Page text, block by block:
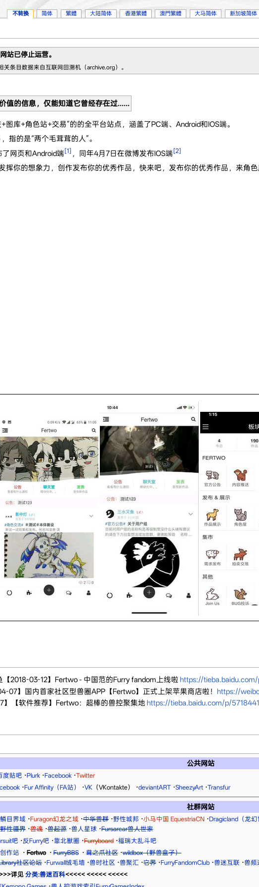
站已停止运营。
关条目数据来自互联网回溯机（archive.org）。
值的信息，仅能知道它曾经存在过......
图库+角色站+交易”的的全平台站点，涵盖了PC端、Android和IOS端。
指的是“两个毛茸茸的人”。
网页和Android端[1] ，同年4月7日在微博发布IOS端[2]
挥你的想象力，创作发布你的优秀作品，快来吧，发布你的优秀作品，来角
2018-03-12】Fertwo - 中国范的Furry fandom上线啦 https://
07】国内首家社区型兽圈APP【Fertwo】正式上架苹果商店啦！ https://
】【软件推荐】Fertwo：超棒的兽控聚集地 https://tieba.baidu.com/p/
公共网站
度贴吧 ·Plurk·Facebook·Twitter
·Fur Affinity（FA站） ·VK （VKontakte） ·deviantART·SheezyArt·Transfur
社群网站
鳞目界域 ·Furagon幻龙之域 ·中华兽群·野性城邦 ·小马中国 EquestriaCN·Dragicland（龙幻
野性疆界·兽魂·兽起源·兽人星球 ·Fursarcar兽人世家
吧 ·反Furry吧 ·靠北獸圈 ·Furryboard·福瑞大乱斗吧
作站 · Fertwo · FurryBBS · 茸之爪社区·wildbox（野兽盒子）
社区论坛·Furwall绒毛墙 ·兽时社区 ·兽聚汇 ·它界·FurryFandomClub·兽迷互联 ·兽频
详见 分类:兽迷百科<<<<< <<<<< <<<<<
不转换 简体 繁體 大陆简体 香港繁體 澳門繁體 大马简体 新加坡简体